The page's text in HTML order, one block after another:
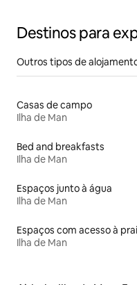
Destinos para
Outros tipos de
Casas de campo
Ilha de Man
Bed and breakfasts
Ilha de Man
Espaços junto à água
Ilha de Man
Espaços com acesso à
Ilha de Man